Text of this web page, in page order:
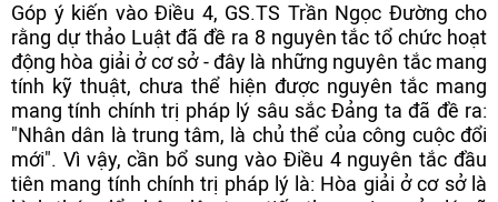
Góp ý kiến vào Điều 4, GS.TS Trần Ngọc Đường cho
rằng dự thảo Luật đã đề ra 8 nguyên tắc tổ chức hoạt
động hòa giải ở cơ sở - đây là những nguyên tắc mang
tính kỹ thuật, chưa thể hiện được nguyên tắc mang
mang tính chính trị pháp lý sâu sắc Đảng ta đã đề ra:
"Nhân dân là trung tâm, là chủ thể của công cuộc đổi
mới". Vì vậy, cần bổ sung vào Điều 4 nguyên tắc đầu
tiên mang tính chính trị pháp lý là: Hòa giải ở cơ sở là